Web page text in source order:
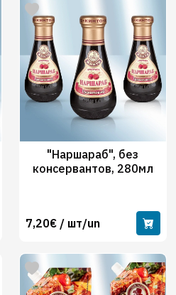
"Наршараб", без
консервантов, 280мл
7,20€ / шт/un